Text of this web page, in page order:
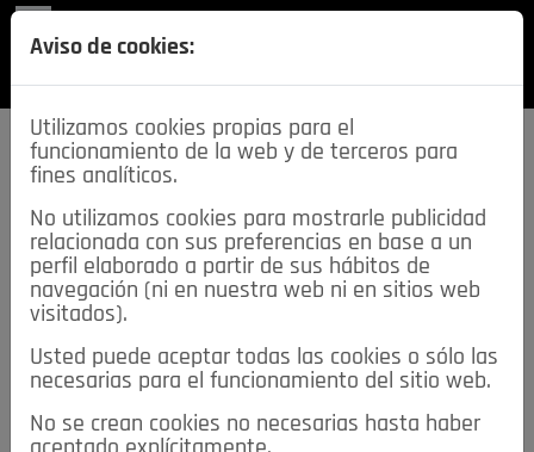
SECCIONES
descarga esta
REVISTA
≡NOTICIAS
NOTICIAS SERVICIOS DE INTERÉS
Aviso de cookies:
Utilizamos cookies propias para el
funcionamiento de la web y de terceros para
fines analíticos.
No utilizamos cookies para mostrarle publicidad
relacionada con sus preferencias en base a un
perfil elaborado a partir de sus hábitos de
navegación (ni en nuestra web ni en sitios web
visitados).
Usted puede aceptar todas las cookies o sólo las
necesarias para el funcionamiento del sitio web.
No se crean cookies no necesarias hasta haber